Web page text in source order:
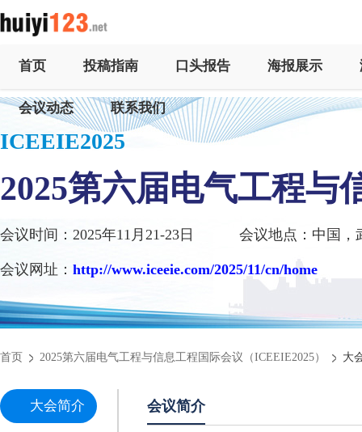
首页 投稿指南 口头报告 海报展示
会议动态 联系我们
ICEEIE2025
2025第六届电气工程与
会议时间：2025年11月21-23日 会议地点：中国，
会议网址： http://www.iceeie.com/2025/11/cn/home
首页 2025第六届电气工程与信息工程国际会议（ICEEIE2025） 大
大会简介 会议简介